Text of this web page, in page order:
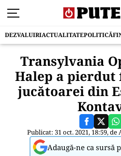
DEZVALUIRIACTUALITATEPOLITICĂ
Transylvania
Halep a
jucătoarei din
Publicat: 31 oct. 2021, 18:59, de
Adaugă-ne ca sursă